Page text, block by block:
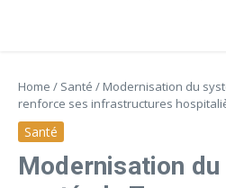
Home / Santé / Modernisation du
renforce ses infrastructures
Santé
Modernisation